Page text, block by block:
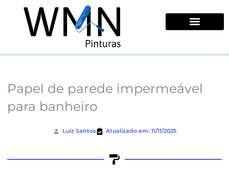
conteúdo
Papel de parede impermeável
para banheiro
Luiz Santos Atualizado em: 11/11/2025